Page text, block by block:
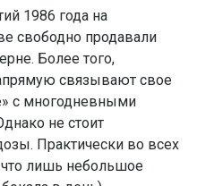
1986 года на
свободно продавали
Более того,
связывают свое
с многодневными
не стоит
Практически во всех
что лишь небольшое